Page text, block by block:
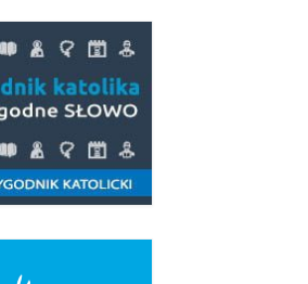
Komunia Święta – Grupa 2
Komunia Święta – Grupa 3